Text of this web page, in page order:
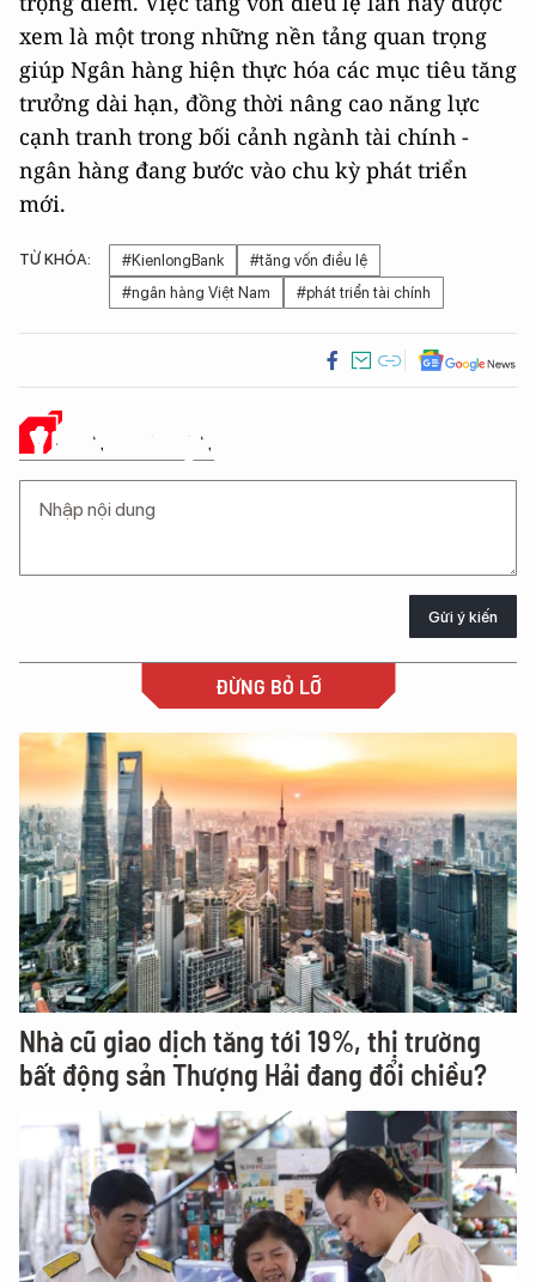
xem là một trong những nền tảng quan trọng
giúp Ngân hàng hiện thực hóa các mục tiêu tăng
trưởng dài hạn, đồng thời nâng cao năng lực
cạnh tranh trong bối cảnh ngành tài chính -
ngân hàng đang bước vào chu kỳ phát triển
mới.
TỪ KHÓA: #KienlongBank
#tăng vốn điều lệ
#ngân hàng Việt Nam
#phát triển tài chính
Ý KIẾN CỦA BẠN
Gửi ý kiến
ĐỪNG BỎ LỠ
Nhà cũ giao dịch tăng tới 19%, thị trường
bất động sản Thượng Hải đang đổi chiều?